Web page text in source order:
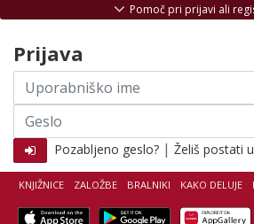
KNJIŽNICE ZALOŽBE BRALNIKI KAKO DELUJE
Pomoč pri prijavi ali
Prijava
Uporabniško
ime
Geslo
Pozabljeno geslo? | Želiš postati